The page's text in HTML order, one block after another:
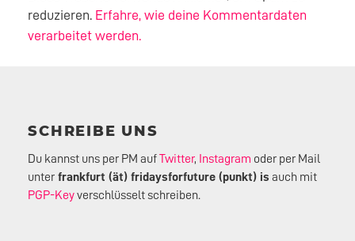
reduzieren. Erfahre, wie deine Kommentardaten
verarbeitet werden.
SCHREIBE UNS
Du kannst uns per PM aufTwitter, Instagram oder per Mail
unter frankfurt (ät) fridaysforfuture (punkt) is auch mit
PGP-Keyverschlüsselt schreiben.